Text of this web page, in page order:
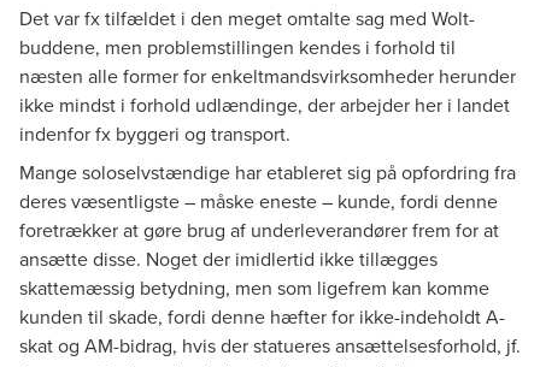
Det var fx tilfældet i den meget omtalte sag med Wolt-
buddene, men problemstillingen kendes i forhold til
næsten alle former for enkeltmandsvirksomheder herunder
ikke mindst i forhold udlændinge, der arbejder her i landet
indenfor fx byggeri og transport.
Mange soloselvstændige har etableret sig på opfordring fra
deres væsentligste – måske eneste – kunde, fordi denne
foretrækker at gøre brug af underleverandører frem for at
ansætte disse. Noget der imidlertid ikke tillægges
skattemæssig betydning, men som ligefrem kan komme
kunden til skade, fordi denne hæfter for ikke-indeholdt A-
skat og AM-bidrag, hvis der statueres ansættelsesforhold, jf.